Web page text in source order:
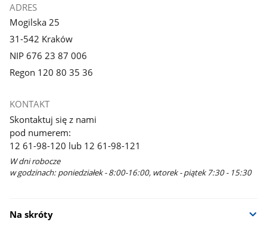
ADRES
Mogilska 25
31-542 Kraków
NIP 676 23 87 006
Regon 120 80 35 36
KONTAKT
Skontaktuj się z nami
pod numerem:
12 61-98-120 lub 12 61-98-121
W dni robocze
w godzinach: poniedziałek - 8:00-16:00, wtorek - piątek 7:30 - 15:30
Na skróty